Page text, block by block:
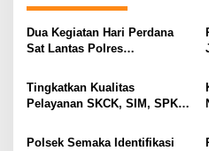
Dua Kegiatan Hari Perdana
Sat Lantas Polres
Operasi Keselamatan 2026
Tingkatkan Kualitas
Pelayanan SKCK, SIM, SPKT
Tanggamus Gelar FKP 2025
Polsek Semaka Identifikasi